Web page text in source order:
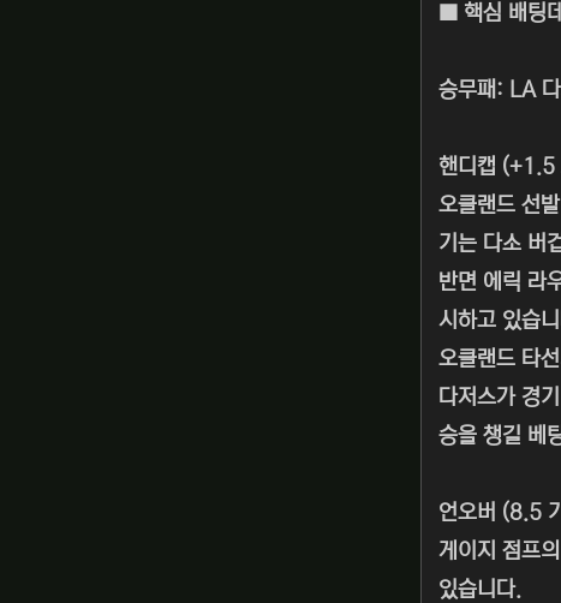
■ 핵심 배팅
승무패: LA
핸디캡 (+1.5
오클랜드 선
기는 다소 버
반면 에릭 라
시하고 있습
오클랜드 타
다저스가 경
승을 챙길 베
언오버 (8.5
게이지 점프
있습니다.